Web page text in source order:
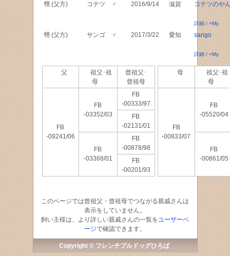
甥 (父方) コテツ ♂ 2016/9/14 滋賀 コテツのや
詳細/+My
甥 (父方) サンゴ ♂ 2017/3/22 愛知 sango
詳細/+My
父
祖父･祖
母
曾祖父･
曾祖母
FB
-09241/06
FB
-03352/03
FB
-00333/97
FB
-02131/01
FB
-03368/01
FB
-00878/98
FB
-00201/93
母
祖父･祖
母
FB
-00833/07
FB
-05520/04
FB
-00861/05
このページでは曾祖父・曾祖母でつながる親戚さんは
表示をしていません。
飼い主様は、より詳しい親戚さんの一覧をユーザーペ
ージで確認できます。
Copyright © フレンチブルドッグひろば